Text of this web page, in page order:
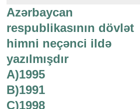
Azərbaycan
respublikasının dövlət
himni neçənci ildə
yazılmışdır
A)1995
B)1991
C)1998